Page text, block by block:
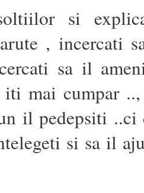
si
, incercati
sa il
mai cumpar
il pedepsiti ..ci
si sa il